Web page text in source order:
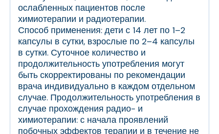
ослабленных пациентов после
химиотерапии и радиотерапии.
Способ применения: дети с 14 лет по 1–2
капсулы в сутки, взрослые по 2–4 капсулы
в сутки. Суточное количество и
продолжительность употребления могут
быть скорректированы по рекомендации
врача индивидуально в каждом отдельном
случае. Продолжительность употребления в
случае прохождения радио- и
химиотерапии: с начала проявлений
побочных эффектов терапии и в течение не